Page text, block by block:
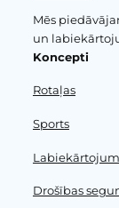
Mēs
un
Koncepti
Rotaļas
Sports
Drošības